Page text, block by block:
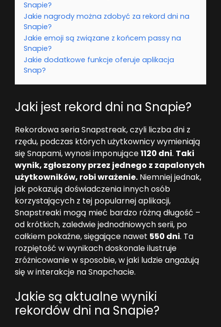
Snapie?
Jakie nagrody można zdobyć za rekord dni na
Snapie?
Jakie emoji są związane z końcem passy na
Snapie?
Jakie dodatkowe funkcje oferuje aplikacja
Snap?
Jaki jest rekord dni na Snapie?
Rekordowa seria Snapstreak, czyli liczba dni z
rzędu, podczas których użytkownicy wymieniają
się Snapami, wynosi imponujące1120 dni. Taki
wynik, zgłoszony przez jednego z zapalonych
użytkowników, robi wrażenie. Niemniej jednak,
jak pokazują doświadczenia innych osób
korzystających z tej popularnej aplikacji,
Snapstreaki mogą mieć bardzo różną długość –
od krótkich, zaledwie jednodniowych serii, po
całkiem pokaźne, sięgające nawet 550 dni. Ta
rozpiętość w wynikach doskonale ilustruje
zróżnicowanie w sposobie, w jaki ludzie angażują
się w interakcje na Snapchacie.
Jakie są aktualne wyniki
rekordów dni na Snapie?